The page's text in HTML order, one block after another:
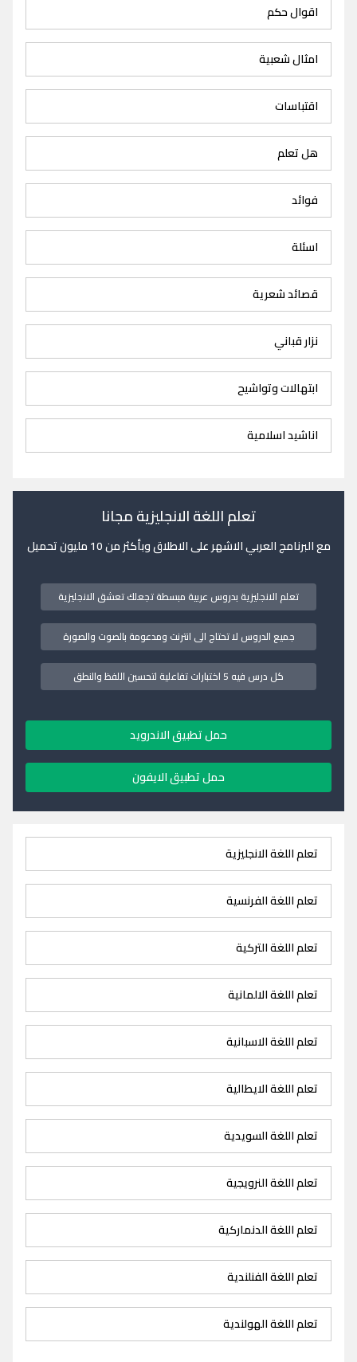
اقوال حكم
امثال شعبية
اقتباسات
هل تعلم
فوائد
اسئلة
قصائد شعرية
نزار قباني
ابتهالات وتواشيح
اناشيد اسلامية
تعلم اللغة الانجليزية مجانا
مع البرنامج العربي الاشهر على الاطلاق وبأكثر من 10 مليون تحميل
تعلم الانجليزية بدروس عربية مبسطة تجعلك تعشق الانجليزية
جميع الدروس لا تحتاج الى انترنت ومدعومة بالصوت والصورة
كل درس فيه 5 اختبارات تفاعلية لتحسين اللفظ والنطق
حمل تطبيق الاندرويد
حمل تطبيق الايفون
تعلم اللغة الانجليزية
تعلم اللغة الفرنسية
تعلم اللغة التركية
تعلم اللغة الالمانية
تعلم اللغة الاسبانية
تعلم اللغة الايطالية
تعلم اللغة السويدية
تعلم اللغة النرويجية
تعلم اللغة الدنماركية
تعلم اللغة الفنلندية
تعلم اللغة الهولندية